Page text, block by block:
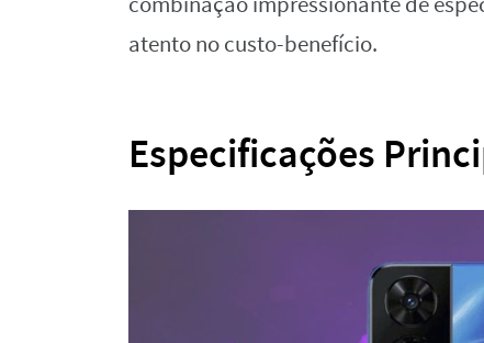
atento no custo-benefício.
Especificações